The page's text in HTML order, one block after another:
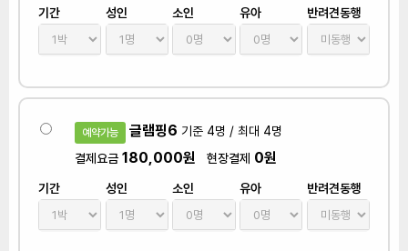
기간 성인 소인 유아 반려견동행
예약가능 글램핑6 기준 4명 / 최대 4명
결제요금 180,000원 현장결제 0원
기간 성인 소인 유아 반려견동행